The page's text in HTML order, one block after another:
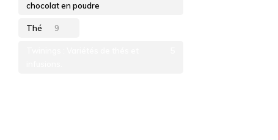
chocolat en poudre
Thé 9